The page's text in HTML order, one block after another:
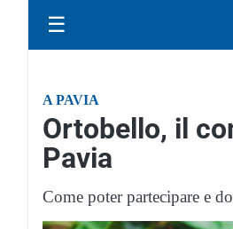
☰
A PAVIA
Ortobello, il
Pavia
Come poter partecipare e